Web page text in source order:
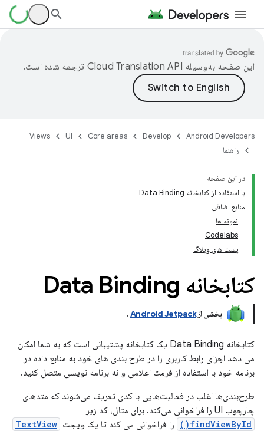
این صفحه به‌وسیله ترجمه شده است.
Android Developers
Develop
Core areas
UI
Views
راهنما
در این صفحه
با استفاده از کتابخانه Data Binding
منابع اضافی
نمونه ها
Codelabs
پست های وبلاگ
کتابخانه Data Binding
بخشی ازAndroid Jetpack
.
کتابخانه Data Binding یک کتابخانه پشتیبانی است که به شما امکان
می دهد اجزای رابط کاربری را در طرح بندی های خود به منابع داده در
برنامه خود با استفاده از فرمت اعلامی و نه برنامه نویسی متصل کنید.
طرح‌بندی‌ها اغلب در فعالیت‌هایی با کدی تعریف می‌شوند که متدهای
چارچوب UI را فراخوانی می‌کند. برای مثال، کد زیر
findViewById() را فراخوانی می کند تا یک ویجت TextView